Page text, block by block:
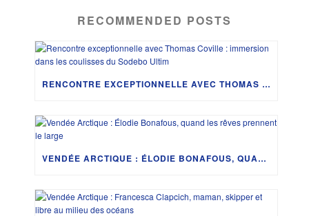
RECOMMENDED POSTS
RENCONTRE EXCEPTIONNELLE AVEC THOMAS COVILLE : IMMERSION DANS LES COULISSES DU SODEBO ULTIM
VENDÉE ARCTIQUE : ÉLODIE BONAFOUS, QUAND LES RÊVES PRENNENT LE LARGE